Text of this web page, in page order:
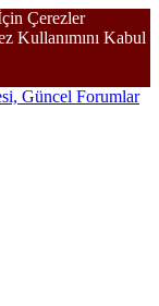
Çerezler
Kullanımını Kabul